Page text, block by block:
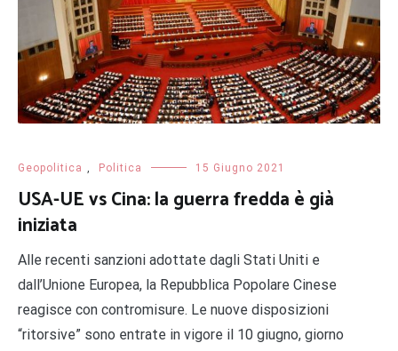
Geopolitica , Politica 15 Giugno 2021
USA-UE vs Cina: la guerra fredda è già
iniziata
Alle recenti sanzioni adottate dagli Stati Uniti e
dall’Unione Europea, la Repubblica Popolare Cinese
reagisce con contromisure. Le nuove disposizioni
“ritorsive” sono entrate in vigore il 10 giugno, giorno